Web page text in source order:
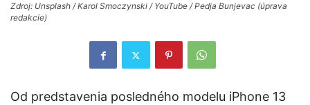
Zdroj: Unsplash / Karol Smoczynski / YouTube / Pedja Bunjevac (úprava
redakcie)
Od predstavenia posledného modelu iPhone 13